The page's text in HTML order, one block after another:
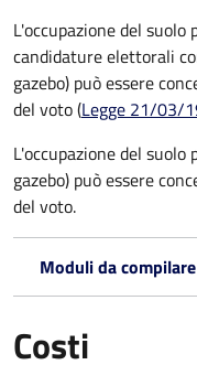
L'occupazione del
candidature elettorali
gazebo) può essere
del voto (Legge 21/03/
L'occupazione del suolo
gazebo) può essere
del voto.
Moduli da
Costi